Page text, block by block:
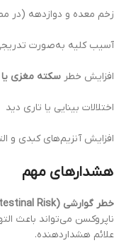
زخم معده و دوازدهه (در مصرف
آسیب کلیه به‌صورت
افزایش خطر سکته مغزی
اختلالات بینایی یا تاری دید
افزایش آنزیم‌های کبدی و
هشدارهای مهم
خطر گوارشی (Gastrointestinal Risk):
ناپروکسن می‌تواند باعث
علائم هشداردهنده.